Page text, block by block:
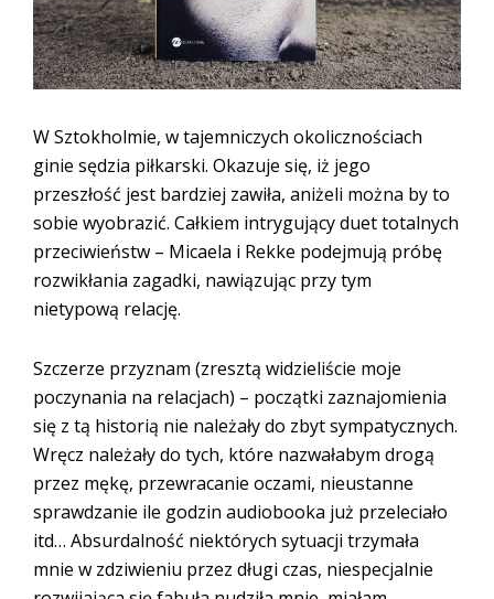
W Sztokholmie, w tajemniczych okolicznościach
ginie sędzia piłkarski. Okazuje się, iż jego
przeszłość jest bardziej zawiła, aniżeli można by to
sobie wyobrazić. Całkiem intrygujący duet totalnych
przeciwieństw – Micaela i Rekke podejmują próbę
rozwikłania zagadki, nawiązując przy tym
nietypową relację.
Szczerze przyznam (zresztą widzieliście moje
poczynania na relacjach) – początki zaznajomienia
się z tą historią nie należały do zbyt sympatycznych.
Wręcz należały do tych, które nazwałabym drogą
przez mękę, przewracanie oczami, nieustanne
sprawdzanie ile godzin audiobooka już przeleciało
itd… Absurdalność niektórych sytuacji trzymała
mnie w zdziwieniu przez długi czas, niespecjalnie